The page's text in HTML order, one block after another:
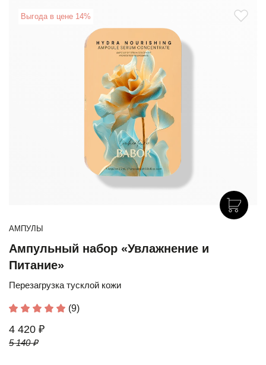
Выгода в цене 14%
АМПУЛЫ
Ампульный набор «Увлажнение и
Питание»
Перезагрузка тусклой кожи
(9)
4 420 ₽
5 140 ₽